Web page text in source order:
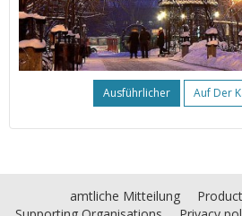
Ausführlicher Auf Der
amtliche Mitteilung